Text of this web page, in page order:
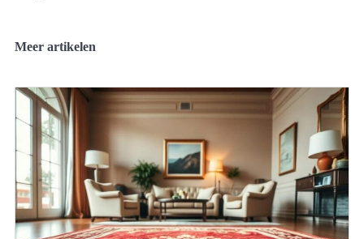
Meer artikelen